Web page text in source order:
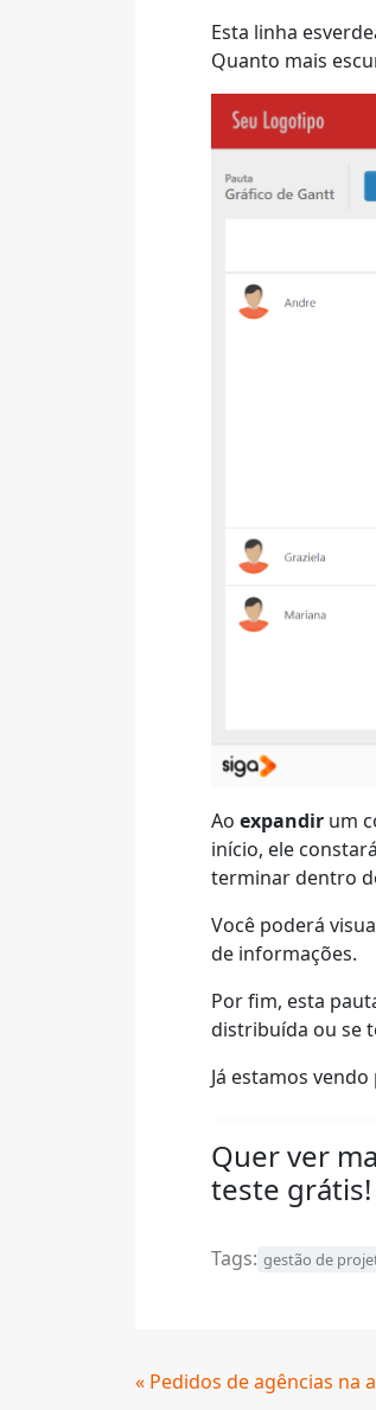
Esta linha
Quanto mais
Ao expandir um
início, ele
terminar dentro
Você poderá
de informações.
Por fim, esta
distribuída ou se
Já estamos
Quer ver
teste grátis!
Tags: gestão de
Continue
« Pedidos de agências na